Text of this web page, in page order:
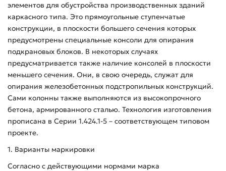
элементов для обустройства производственных зданий
каркасного типа. Это прямоугольные ступенчатые
конструкции, в плоскости большего сечения которых
предусмотрены специальные консоли для опирания
подкрановых блоков. В некоторых случаях
предусматривается также наличие консолей в плоскости
меньшего сечения. Они, в свою очередь, служат для
опирания железобетонных подстропильных конструкций.
Сами колонны также выполняются из высокопрочного
бетона, армированного сталью. Технология изготовления
прописана в Серии 1.424.1-5 – соответствующем типовом
проекте.
1. Варианты маркировки
Согласно с действующими нормами марка